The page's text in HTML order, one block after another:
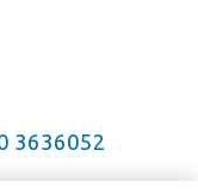
3636052